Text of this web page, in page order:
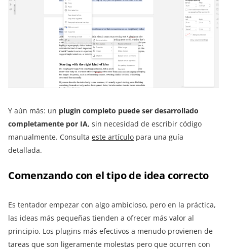
Y aún más: un plugin completo puede ser desarrollado
completamente por IA, sin necesidad de escribir código
manualmente. Consulta este artículo para una guía
detallada.
Comenzando con el tipo de idea correcto
Es tentador empezar con algo ambicioso, pero en la práctica,
las ideas más pequeñas tienden a ofrecer más valor al
principio. Los plugins más efectivos a menudo provienen de
tareas que son ligeramente molestas pero que ocurren con